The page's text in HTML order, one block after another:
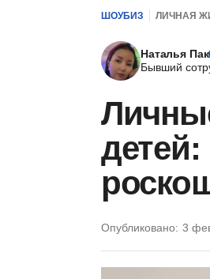
ШОУБИЗ ЛИЧНАЯ
Наталья Пак
Бывший
Опубликовано: 3